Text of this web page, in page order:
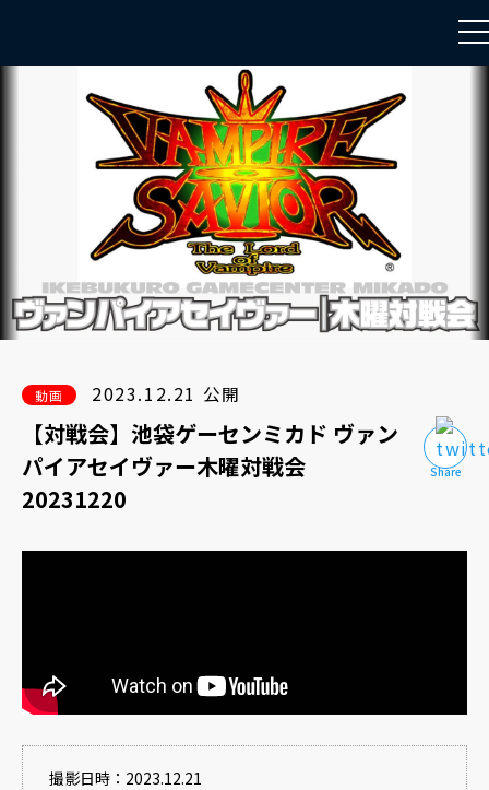
動画 2023.12.21 公開
【対戦会】池袋ゲーセンミカド ヴァン
パイアセイヴァー木曜対戦会
20231220
撮影日時：2023.12.21